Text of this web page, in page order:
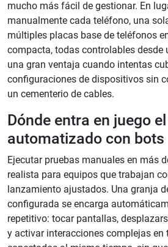
mucho más fácil de gestionar. En
manualmente cada teléfono, una
múltiples placas base de teléfonos
compacta, todas controlables desde
una gran ventaja cuando intentas
configuraciones de dispositivos sin
un cementerio de cables.
Dónde entra en juego
automatizado con bots
Ejecutar pruebas manuales en más
realista para equipos que trabajan
lanzamiento ajustados. Una granja
configurada se encarga
repetitivo: tocar pantallas,
y activar interacciones complejas